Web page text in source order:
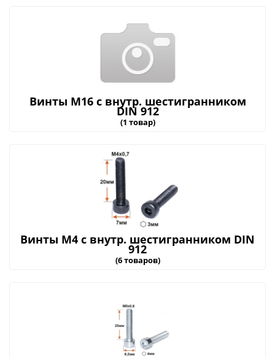
Винты М16 с внутр. шестигранником
DIN 912
(1 товар)
Винты М4 с внутр. шестигранником DIN
912
(6 товаров)